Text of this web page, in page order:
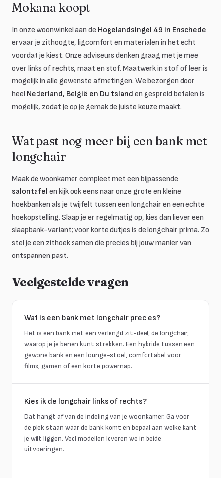
Mokana koopt
In onze woonwinkel aan de Hogelandsingel 49 in Enschede
ervaar je zithoogte, ligcomfort en materialen in het echt
voordat je kiest. Onze adviseurs denken graag met je mee
over links of rechts, maat en stof. Maatwerk in stof of leer is
mogelijk in alle gewenste afmetingen. We bezorgen door
heel Nederland, België en Duitsland en gespreid betalen is
mogelijk, zodat je op je gemak de juiste keuze maakt.
Wat past nog meer bij een bank met
longchair
Maak de woonkamer compleet met een bijpassende
salontafel en kijk ook eens naar onze grote en kleine
hoekbanken als je twijfelt tussen een longchair en een echte
hoekopstelling. Slaap je er regelmatig op, kies dan liever een
slaapbank-variant; voor korte dutjes is de longchair prima. Zo
stel je een zithoek samen die precies bij jouw manier van
ontspannen past.
Veelgestelde vragen
Wat is een bank met longchair precies?
Het is een bank met een verlengd zit-deel, de longchair,
waarop je je benen kunt strekken. Een hybride tussen een
gewone bank en een lounge-stoel, comfortabel voor
films, gamen of een korte powernap.
Kies ik de longchair links of rechts?
Dat hangt af van de indeling van je woonkamer. Ga voor
de plek staan waar de bank komt en bepaal aan welke kant
je wilt liggen. Veel modellen leveren we in beide
uitvoeringen.